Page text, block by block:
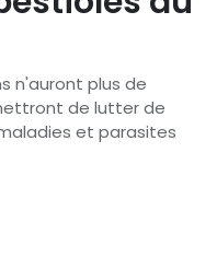
n'auront plus de
de lutter de
et parasites